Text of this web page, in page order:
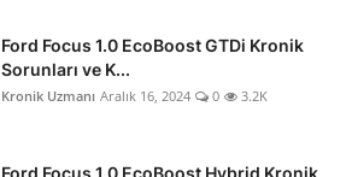
Ford Focus 1.0 EcoBoost GTDi Kronik
Sorunları ve K...
Kronik Uzmanı Aralık 16, 2024 0 3.2K
Ford Focus 1.0 EcoBoost Hybrid Kronik